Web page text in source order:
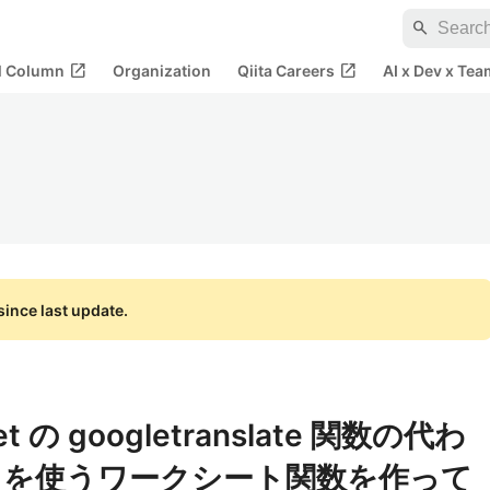
search
Column open_in_new Organization Qiita Careers open_in_new AI x Dev x
last update.
の googletranslate 関数の代わ
使うワークシート関数を作って